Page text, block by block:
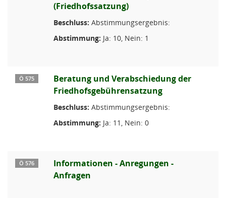
(Friedhofssatzung)
Beschluss: Abstimmungsergebnis:
Abstimmung: Ja: 10, Nein: 1
Ö 575
Beratung und Verabschiedung der
Friedhofsgebührensatzung
Beschluss: Abstimmungsergebnis:
Abstimmung: Ja: 11, Nein: 0
Ö 576
Informationen - Anregungen -
Anfragen